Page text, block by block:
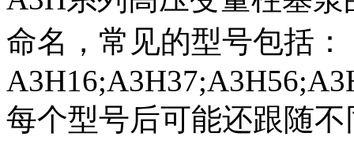
命名，常见的型号包括：
每个型号后可能还跟随